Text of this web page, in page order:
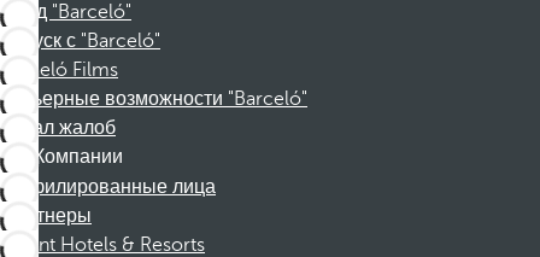
Фонд "Barceló"
Отпуск с "Barceló"
Barceló Films
Карьерные возможности "Barceló"
Канал жалоб
Компании
Аффилированные лица
Партнеры
Dorint Hotels & Resorts